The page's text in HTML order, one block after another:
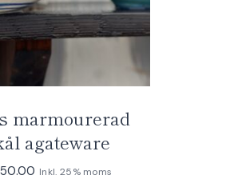
marmourerad
agateware
Inkl. 25% moms